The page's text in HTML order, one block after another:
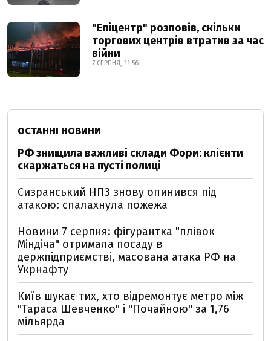
"Епіцентр" розповів, скільки
торгових центрів втратив за час
війни
7 СЕРПНЯ, 11:56
ОСТАННІ НОВИНИ
РФ знищила важливі склади Фори: клієнти
скаржаться на пусті полиці
Сизранський НПЗ знову опинився під
атакою: спалахнула пожежа
Новини 7 серпня: фігурантка "плівок
Міндіча" отримала посаду в
держпідприємстві, масована атака РФ на
Укрнафту
Київ шукає тих, хто відремонтує метро між
"Тараса Шевченко" і "Почайною" за 1,76
мільярда